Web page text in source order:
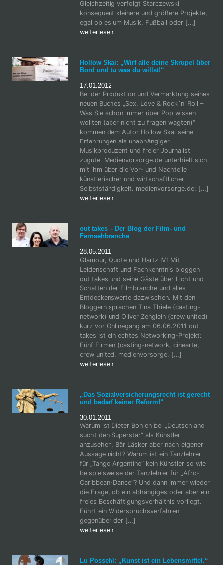
Gleichzeitig verfolgt Starczewski
konsequent kleinere und größere Projekte,
egal ob es um Musik, Fußball oder […]
weiterlesen
Hollow Skai: „Wirf alle deine Skrupel über
Bord und tu was du willst!“
17.01.2012
Bei der Produktion und Vermarktung seines
neuen Buches „Sex, Love & Rock´n´Roll –
Was Sie schon immer über Pop wissen
wollten (aber nicht zu fragen wagten)“
kommen dem Autor Hollow Skai seine
Erfahrungen als unabhängiger
Musikproduzent und freier Journalist
zugute. Medienvorsorge.de unterhielt sich
mit ihm über die Vor- und Nachteile
künstlerischer und wirtschaftlicher
Selbstständigkeit. medienvorsorge.de: […]
weiterlesen
out takes – Der Blog der Film- und
Fernsehbranche
28.05.2011
Glamour, Quote und Hartz IV! Mit
Leidenschaft und Fachkenntnis bloggen
out takes und seine Gäste über Licht und
Schatten der Filmbranche und alles
Entdeckenswerte dazwischen. Mit den
Bloggern sprachen Tina Thiele (casting-
network) und Oliver Zenglein (crew united)
kurz vor Onlinegang am 06.06.2011 out
takes ist ein echtes Networking-Projekt:
Fünf Firmen (casting-network, cinearte,
crew united, medienvorsorge, […]
weiterlesen
„Das Sozialversicherungsrecht ist gerecht
und bedarf keiner Reform!“
30.01.2011
Warum ist Dieter Bohlen bei „Deutschland
sucht den Superstar“ als Künstler
anzusehen, Bär Läsker aber nach eigener
Aussage nicht? Warum ist ein Tanzlehrer
für „Tango Argentino“ kein Künstler so wie
beispielsweise der Tanzlehrer für „Afro-
Caribbean-Dance“? Und dann immer wieder
die Frage, ob ein abhängiges oder aber ein
freies Beschäftigungsverhältnis vorliegt.
Führt ein Widerspruchsverfahren
gegenüber der […]
weiterlesen
Lu Possehl: „Kunst ist ein Lebensmittel.“